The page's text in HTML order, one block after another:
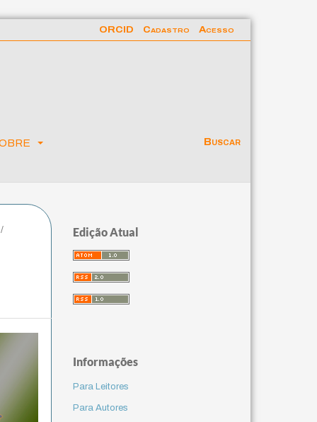
Buscar
ORCID Cadastro Acesso
/
Edição Atual
Informações
Para Leitores
Para Autores